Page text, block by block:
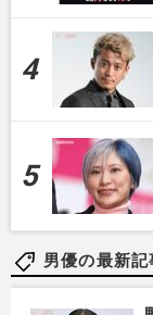
男優の最新記